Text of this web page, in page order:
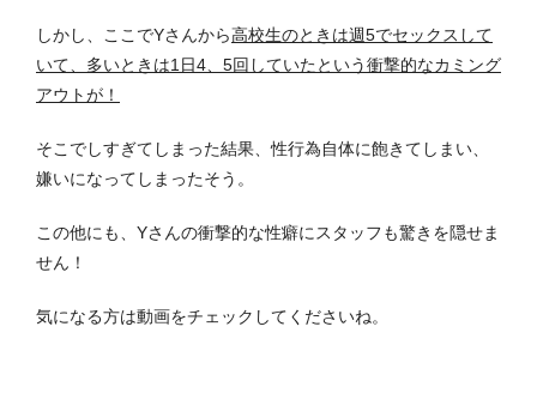
しかし、ここでYさんから高校生のときは週5でセックスして
いて、多いときは1日4、5回していたという衝撃的なカミング
アウトが！
そこでしすぎてしまった結果、性行為自体に飽きてしまい、
嫌いになってしまったそう。
この他にも、Yさんの衝撃的な性癖にスタッフも驚きを隠せま
せん！
気になる方は動画をチェックしてくださいね。